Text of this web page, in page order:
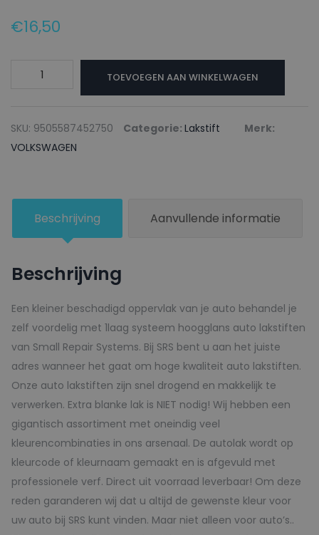
€16,50
VOLKSWAGEN
LAGOSGELB
-
TOEVOEGEN AAN WINKELWAGEN
SKU: 9505587452750 Categorie: Lakstift
Merk:
VOLKSWAGEN
Beschrijving Aanvullende informatie
Beschrijving
Een kleiner beschadigd oppervlak van je auto behandel je
zelf voordelig met 1laag systeem hoogglans auto lakstiften
van Small Repair Systems. Bij SRS bent u aan het juiste
adres wanneer het gaat om hoge kwaliteit auto lakstiften.
Onze auto lakstiften zijn snel drogend en makkelijk te
verwerken. Extra blanke lak is NIET nodig! Wij hebben een
gigantisch assortiment met oneindig veel
kleurencombinaties in ons arsenaal. De autolak wordt op
kleurcode of kleurnaam gemaakt en is afgevuld met
professionele verf. Direct uit voorraad leverbaar! Om deze
reden garanderen wij dat u altijd de gewenste kleur voor
uw auto bij SRS kunt vinden. Maar niet alleen voor auto’s..